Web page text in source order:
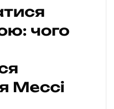
чого
Мессі